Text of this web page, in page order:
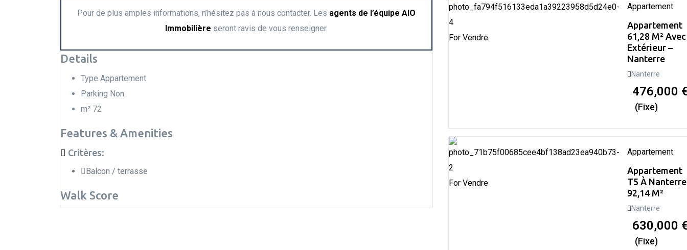
Pour de plus amples informations, n’hésitez pas à nous contacter. Les agents de l’équipe AIO
Immobilière seront ravis de vous renseigner.
Details
Type Appartement
Parking Non
m² 72
Features & Amenities
Critères:
Balcon / terrasse
Walk Score
For Vendre
Appartement
Appartement
61,28 M² Avec
Extérieur –
Nanterre
Nanterre
476,000
(Fixe)
For Vendre
Appartement
Appartement
T5 À
92,14 M²
Nanterre
630,000
(Fixe)